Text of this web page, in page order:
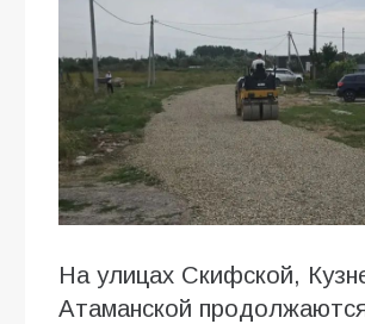
На улицах Скифской,
Атаманской